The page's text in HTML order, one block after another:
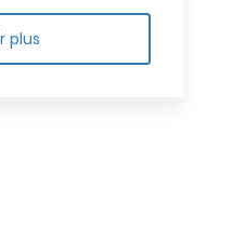
plus